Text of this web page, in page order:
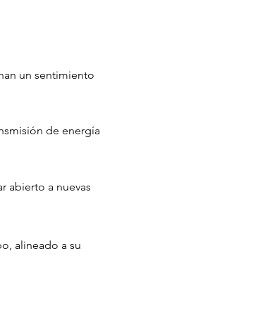
un sentimiento
de energía
abierto a nuevas
alineado a su